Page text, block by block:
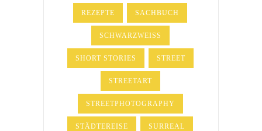
REZEPTE SACHBUCH
SCHWARZWEISS
SHORT STORIES STREET
STREETART
STREETPHOTOGRAPHY
STÄDTEREISE SURREAL